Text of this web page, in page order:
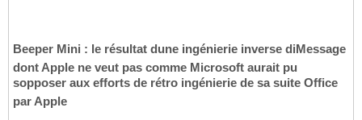
Beeper Mini : le résultat dune ingénierie inverse diMessage
dont Apple ne veut pas comme Microsoft aurait pu
sopposer aux efforts de rétro ingénierie de sa suite Office
par Apple